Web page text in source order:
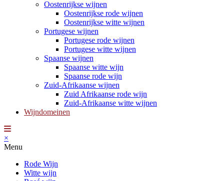
Oostenrijkse wijnen
Oostenrijkse rode wijnen
Oostenrijkse witte wijnen
Portugese wijnen
Portugese rode wijnen
Portugese witte wijnen
Spaanse wijnen
Spaanse witte wijn
Spaanse rode wijn
Zuid-Afrikaanse wijnen
Zuid Afrikaanse rode wijn
Zuid-Afrikaanse witte wijnen
Wijndomeinen
×
Menu
Rode Wijn
Witte wijn